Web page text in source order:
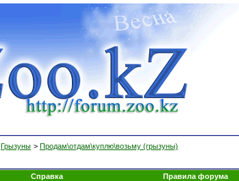
Грызуны > Продам\отдам\куплю\возьму (грызуны)
Справка Правила форума